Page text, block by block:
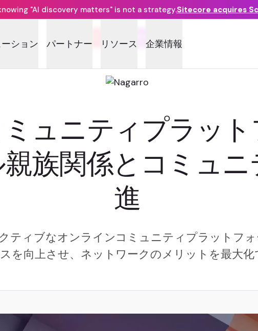
"AI discovery matters" is not a strategy.Sitecore acquires
ション パートナー リソース 企業情報
コミュニティ
ュニティプラッ
族関係とコミュ
進
ティブなオンラインコミュニティプラットフ
を向上させ、ネットワークのメリットを最大化